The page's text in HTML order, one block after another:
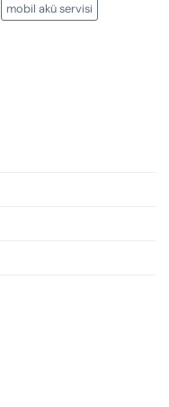
mobil akü servisi